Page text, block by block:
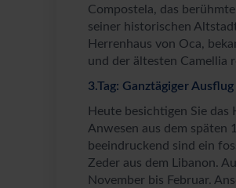
Compostela, das
seiner historischen
Herrenhaus von Oca,
und der ältesten Camellia
3.Tag: Ganztägiger
Heute besichtigen Sie das
Anwesen aus dem späten
beeindruckend sind ein
Zeder aus dem Libanon.
November bis Februar.